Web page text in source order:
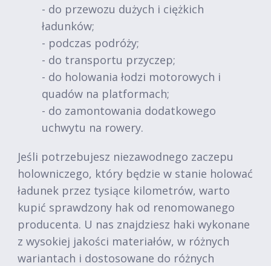
- do przewozu dużych i ciężkich
ładunków;
- podczas podróży;
- do transportu przyczep;
- do holowania łodzi motorowych i
quadów na platformach;
- do zamontowania dodatkowego
uchwytu na rowery.
Jeśli potrzebujesz niezawodnego zaczepu
holowniczego, który będzie w stanie holować
ładunek przez tysiące kilometrów, warto
kupić sprawdzony hak od renomowanego
producenta. U nas znajdziesz haki wykonane
z wysokiej jakości materiałów, w różnych
wariantach i dostosowane do różnych